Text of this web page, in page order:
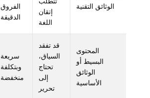
الفروق
الدقيقة
إتقان
اللغة
الوثائق التقنية
سريعة
وبتكلفة
منخفضة
قد تفقد
السياق،
تحتاج
إلى
تحرير
المحتوى
البسيط أو
الوثائق
الأساسية